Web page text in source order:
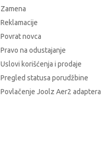
Zamena
Reklamacije
Povrat novca
Pravo na odustajanje
Uslovi korišćenja i prodaje
Pregled statusa porudžbine
Povlačenje Joolz Aer2 adaptera